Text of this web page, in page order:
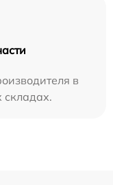
в
складах.